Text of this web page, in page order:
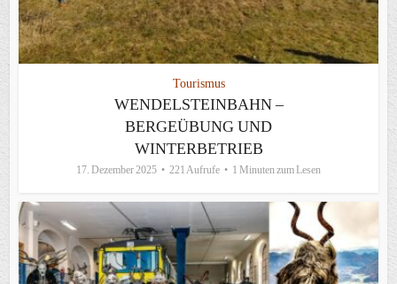
Tourismus
WENDELSTEINBAHN –
BERGEÜBUNG UND
WINTERBETRIEB
17. Dezember 2025 221 Aufrufe 1 Minuten zum Lesen